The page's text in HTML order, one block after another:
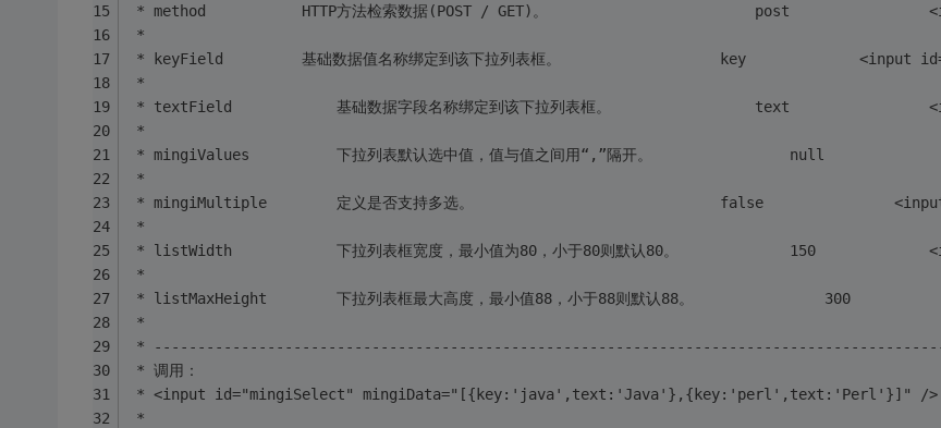
*
*
* keyField			基础数据
*
*
*
*
*
*
*
*
*
*
* 调用：
* <input id="mingiSelect" mingiData="[{key:'java',text:'Java'},{key:'perl',text:'Perl'}]" />
*